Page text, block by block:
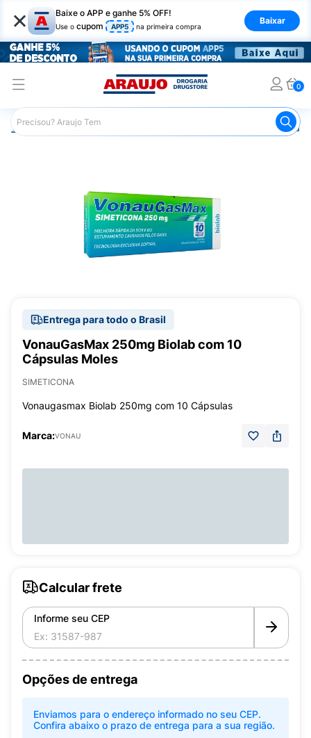
× Baixe o APP e ganhe 5% OFF!
Use o cupom APP5 na primeira compra
Baixar
0
Araujo Medicamentos Remédio para o Estômago e
Entrega para todo o Brasil
VonauGasMax 250mg Biolab com 10
Cápsulas Moles
SIMETICONA
Vonaugasmax Biolab 250mg com 10 Cápsulas
Marca:VONAU
Calcular frete
Informe seu CEP
Opções de entrega
Enviamos para o endereço informado no seu CEP.
Confira abaixo o prazo de entrega para a sua região.